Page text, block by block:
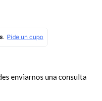
enviarnos una consulta